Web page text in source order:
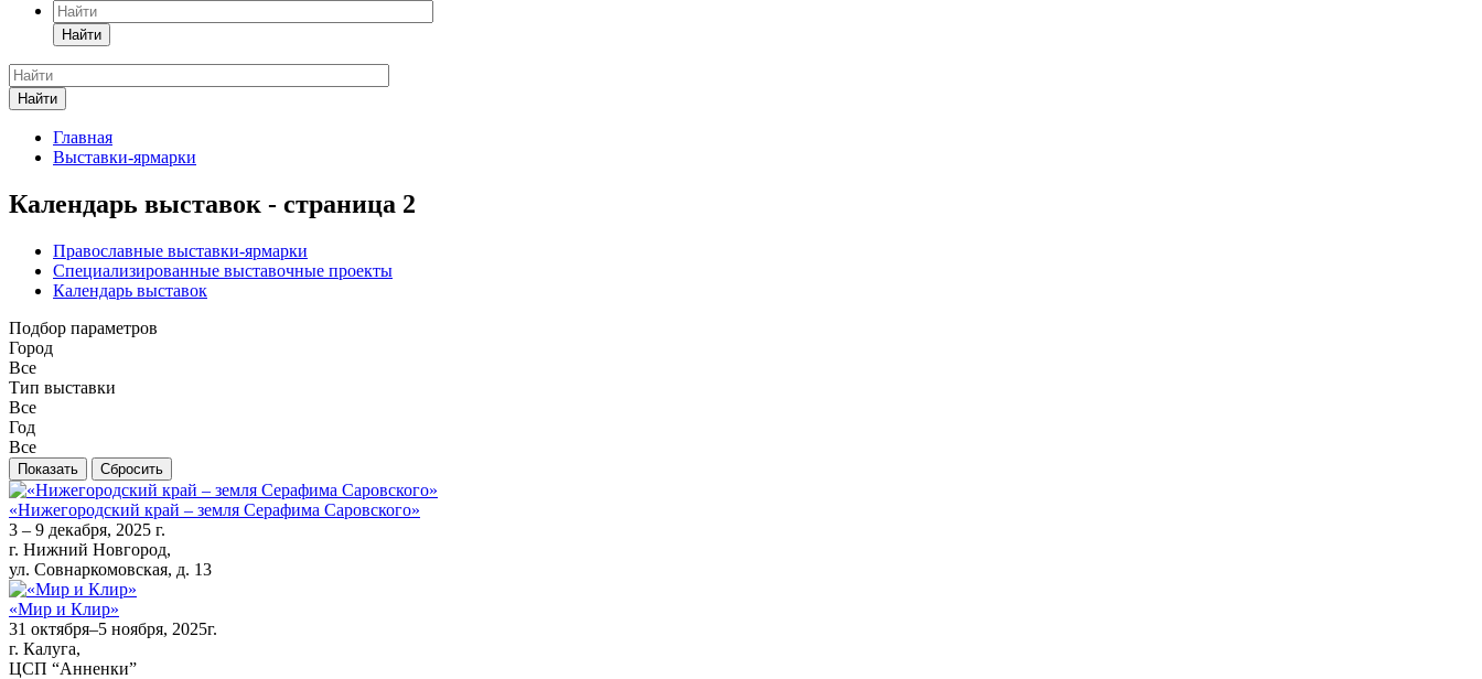
Найти
Найти
Главная
Выставки-ярмарки
Календарь выставок - страница 2
Православные выставки-ярмарки
Специализированные выставочные проекты
Календарь выставок
Подбор параметров
Город
Все
Тип выставки
Все
Год
Все
«Нижегородский край – земля Серафима Саровского»
3 – 9 декабря, 2025 г.
г. Нижний Новгород,
ул. Совнаркомовская, д. 13
«Мир и Клир»
31 октября–5 ноября, 2025г.
г. Калуга,
ЦСП “Анненки”